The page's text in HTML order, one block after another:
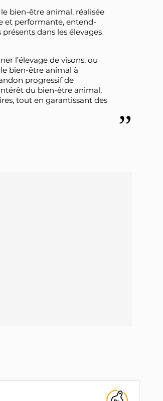
bien-être animal, réalisée
et performante, entend-
dans les élevages
l’élevage de visons, ou
bien-être animal à
progressif de
du bien-être animal,
tout en garantissant des